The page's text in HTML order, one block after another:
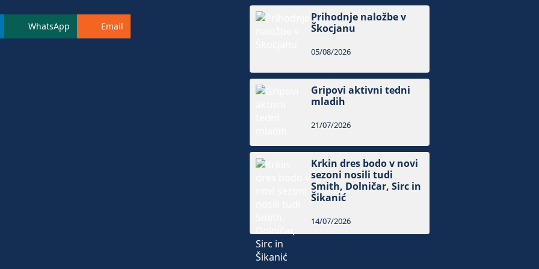
WhatsApp Email
Prihodnje naložbe v
Škocjanu
05/08/2026
Gripovi aktivni tedni
mladih
21/07/2026
Krkin dres bodo v novi
sezoni nosili tudi
Smith, Dolničar, Sirc in
Šikanić
14/07/2026